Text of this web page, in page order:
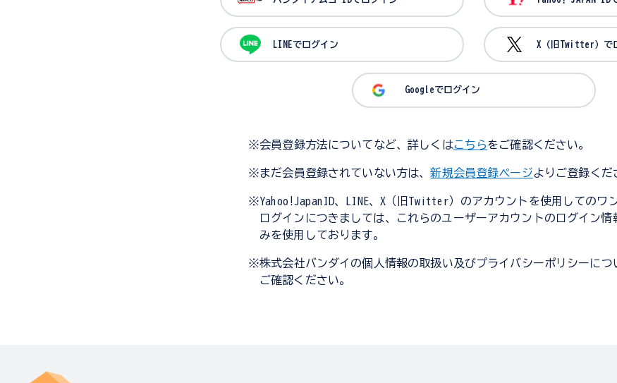
LINEでログイン X（旧Twitter）で
Googleでログイン
※会員登録方法についてなど、詳しくはこちらをご確認ください。
※まだ会員登録されていない方は、新規会員登録ページよりご登録くだ
※Yahoo!JapanID、LINE、X（旧Twitter）のアカウントを使用してのワ
ログインにつきましては、これらのユーザーアカウントのログイン情
みを使用しております。
※株式会社バンダイの個人情報の取扱い及びプライバシーポリシーにつ
ご確認ください。